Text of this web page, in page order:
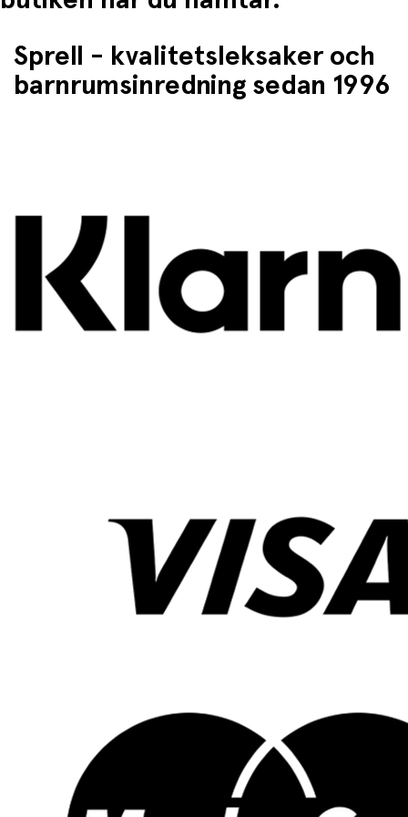
Sprell - kvalitetsleksaker och
barnrumsinredning sedan 1996